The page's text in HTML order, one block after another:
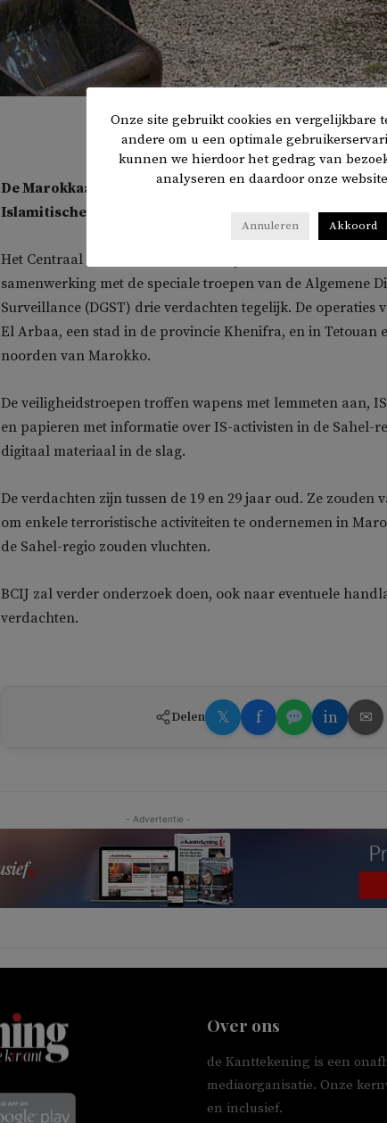
De Marokkaanse autoriteiten hebben een cel van de
Islamitische Staat opgerold. Dit bericht
Morocco World
Het Centraal Bureau voor Gerechtelijk Onderzoek (BCIJ)
samenwerking met de speciale troepen van de Algemene
Surveillance (DGST) drie verdachten tegelijk. De operaties
El Arbaa, een stad in de provincie Khenifra, en in Tetouan
noorden van Marokko.
De veiligheidstroepen troffen wapens met lemmeten aan,
en papieren met informatie over IS-activisten in de Sahel-
digitaal materiaal in de slag.
De verdachten zijn tussen de 19 en 29 jaar oud. Ze zouden
om enkele terroristische activiteiten te ondernemen in
de Sahel-regio zouden vluchten.
BCIJ zal verder onderzoek doen, ook naar eventuele
verdachten.
Delen 𝕏 f in ✉
- Advertentie -
Over ons
de Kanttekening is een
mediaorganisatie. Onze
en inclusief.
Onze site gebruikt cookies en vergelijkbare
andere om u een optimale
kunnen we hierdoor het gedrag van
analyseren en daardoor onze
Annuleren Akkoord